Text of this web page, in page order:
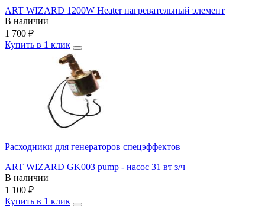
ART WIZARD 1200W Heater нагревательный элемент
В наличии
1 700 ₽
Купить в 1 клик
Расходники для генераторов спецэффектов
ART WIZARD GK003 pump - насос 31 вт з/ч
В наличии
1 100 ₽
Купить в 1 клик